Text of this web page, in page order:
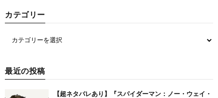
カテゴリー
最近の投稿
【超ネタバレあり】『スパイダーマン：ノー・ウェイ・